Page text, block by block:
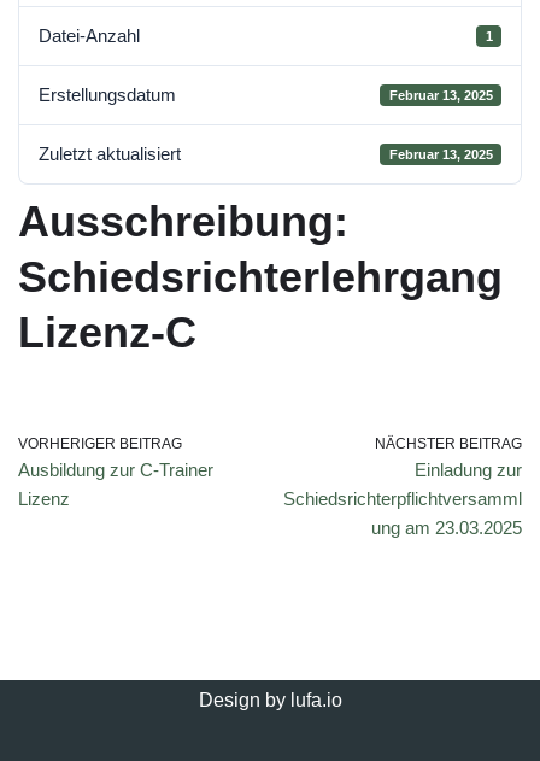
Datei-Anzahl 1
Erstellungsdatum Februar 13, 2025
Zuletzt aktualisiert Februar 13, 2025
Ausschreibung:
Schiedsrichterlehrgang
Lizenz-C
VORHERIGER BEITRAG
Ausbildung zur C-Trainer
Lizenz
NÄCHSTER BEITRAG
Einladung zur
Schiedsrichterpflichtversamml
ung am 23.03.2025
Design by lufa.io